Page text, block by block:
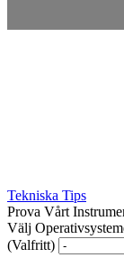
Tekniska Tips
Prova Vårt
Välj
(Valfritt)